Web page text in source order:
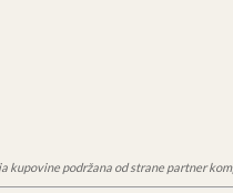
kupovine podržana od strane partner